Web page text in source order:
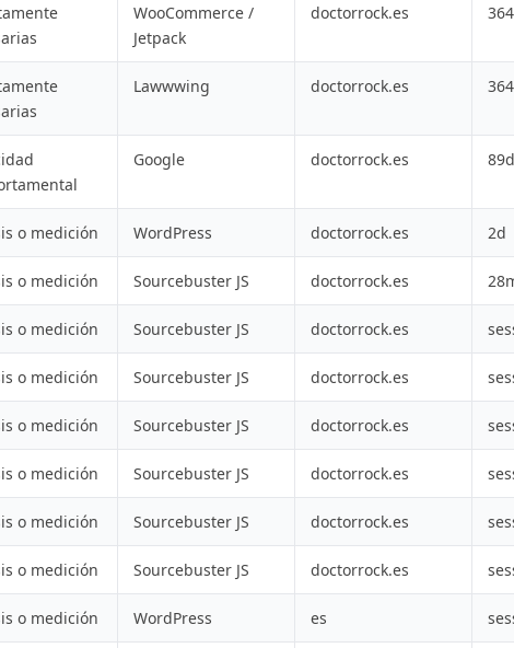
WooCommerce /
Jetpack
doctorrock.es
Lawwwing doctorrock.es
Google doctorrock.es 89d
o medición WordPress doctorrock.es 2d
o medición Sourcebuster JS doctorrock.es
o medición Sourcebuster JS doctorrock.es
o medición Sourcebuster JS doctorrock.es
o medición Sourcebuster JS doctorrock.es
o medición Sourcebuster JS doctorrock.es
o medición Sourcebuster JS doctorrock.es
o medición Sourcebuster JS doctorrock.es
o medición WordPress es